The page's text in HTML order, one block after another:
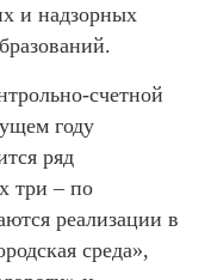
и надзорных
счетной
году
ряд
три – по
реализации в
среда»,